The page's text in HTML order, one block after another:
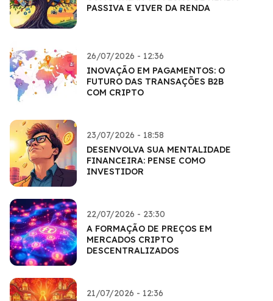
PASSIVA E VIVER DA RENDA
26/07/2026 - 12:36
INOVAÇÃO EM PAGAMENTOS: O
FUTURO DAS TRANSAÇÕES B2B
COM CRIPTO
23/07/2026 - 18:58
DESENVOLVA SUA MENTALIDADE
FINANCEIRA: PENSE COMO
INVESTIDOR
22/07/2026 - 23:30
A FORMAÇÃO DE PREÇOS EM
MERCADOS CRIPTO
DESCENTRALIZADOS
21/07/2026 - 12:36